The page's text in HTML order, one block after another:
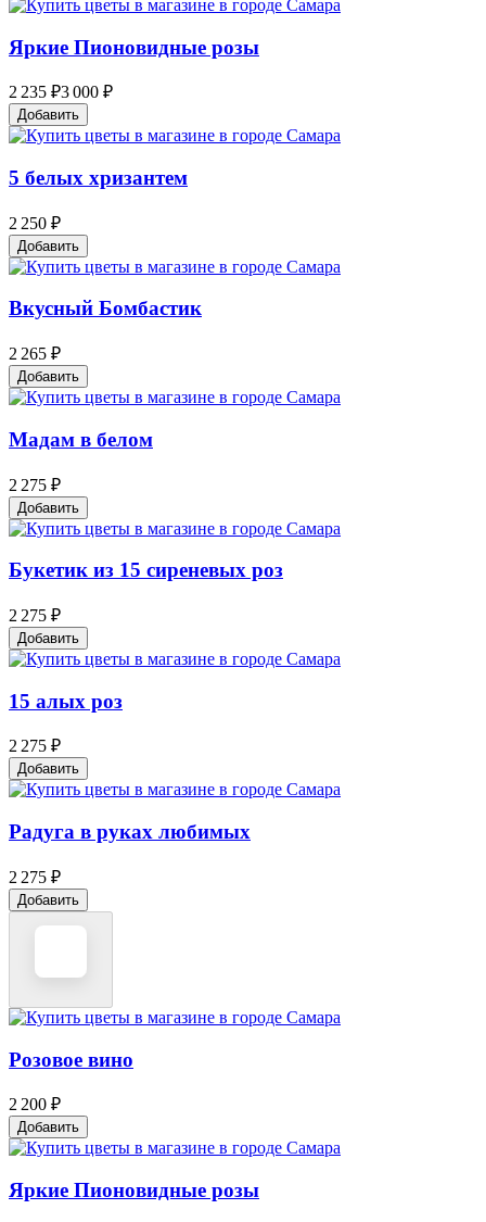
Яркие Пионовидные розы
2 235 ₽3 000 ₽
Добавить
5 белых хризантем
2 250 ₽
Добавить
Вкусный Бомбастик
2 265 ₽
Добавить
Мадам в белом
2 275 ₽
Добавить
Букетик из 15 сиреневых роз
2 275 ₽
Добавить
15 алых роз
2 275 ₽
Добавить
Радуга в руках любимых
2 275 ₽
Добавить
Розовое вино
2 200 ₽
Добавить
Яркие Пионовидные розы